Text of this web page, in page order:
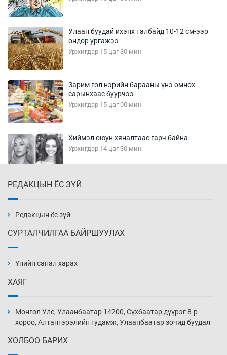
Улаан буудай ихэнх талбайд 10-12 см-ээр
өндөр ургажээ
Уржигдар 15 цаг 30 мин
Зарим гол нэрийн барааны үнэ өмнөх
сарынхаас буурчээ
Уржигдар 15 цаг 00 мин
Хиймэл оюун хяналтаас гарч байна
Уржигдар 14 цаг 30 мин
Уржигдар 14 цаг 00 мин
нэмэгджээ
Уржигдар 13 цаг 30 мин
РЕДАКЦЫН ЁС ЗҮЙ
Редакцын ёс зүй
СУРТАЛЧИЛГАА БАЙРШУУЛАХ
Үнийн санал харах
ХАЯГ
Монгол Улс, Улаанбаатар 14200, Сүхбаатар дүүрэг 8-р
хороо, Алтангэрэлийн гудамж, Улаанбаатар зочид буудал
ХОЛБОО БАРИХ